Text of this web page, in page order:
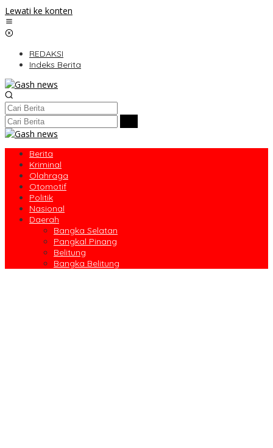
Lewati ke konten
REDAKSI
Indeks Berita
Berita
Kriminal
Olahraga
Otomotif
Politik
Nasional
Daerah
Bangka Selatan
Pangkal Pinang
Belitung
Bangka Belitung